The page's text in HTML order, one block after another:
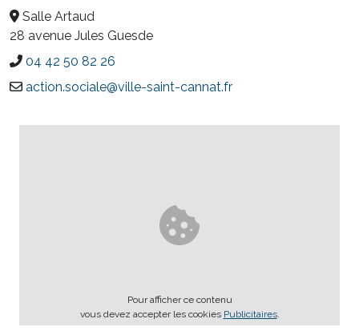
Salle Artaud
28 avenue Jules Guesde
04 42 50 82 26
action.sociale@ville-saint-cannat.fr
Pour afficher ce contenu
vous devez accepter les cookies Publicitaires.